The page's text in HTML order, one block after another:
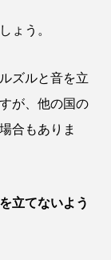
ょう。
ズルと音を立
が、他の国の
合もありま
立てないよう